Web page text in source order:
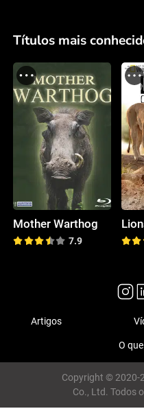
Títulos mais
Mother Warthog
7.9
Artigos
O
Copyright © 2020-
Co., Ltd. Todos